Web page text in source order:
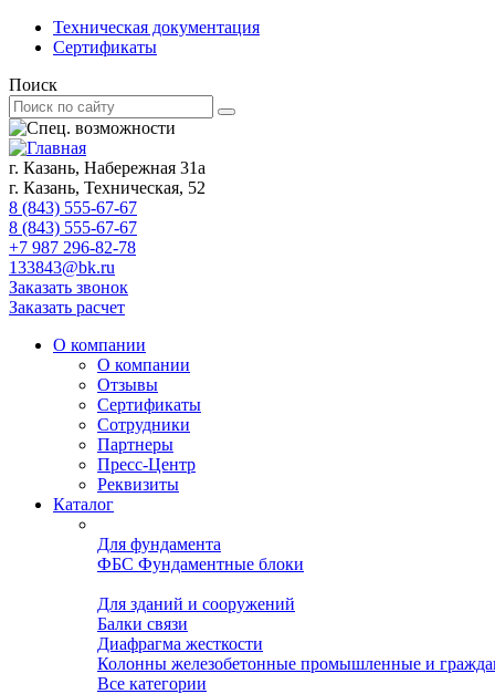
Техническая документация
Сертификаты
Поиск
г. Казань, Набережная 31а
г. Казань, Техническая, 52
8 (843) 555-67-67
8 (843) 555-67-67
+7 987 296-82-78
133843@bk.ru
Заказать звонок
Заказать расчет
О компании
О компании
Отзывы
Сертификаты
Сотрудники
Партнеры
Пресс-Центр
Реквизиты
Каталог
Для фундамента
ФБС Фундаментные блоки
Для зданий и сооружений
Балки связи
Диафрагма жесткости
Колонны железобетонные промышленные и
Все категории